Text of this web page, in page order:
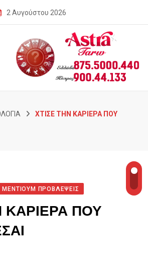
2 Αυγούστου 2026
ΧΤΙΣΕ ΤΗΝ ΚΑΡΙΕΡΑ ΠΟΥ
ΜΕΝΤΙΟΥΜ ΠΡΟΒΛΕΨΕΙΣ
ΚΑΡΙΕΡΑ ΠΟΥ